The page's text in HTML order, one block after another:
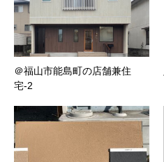
＠福山市能島町の店舗兼住
宅-2